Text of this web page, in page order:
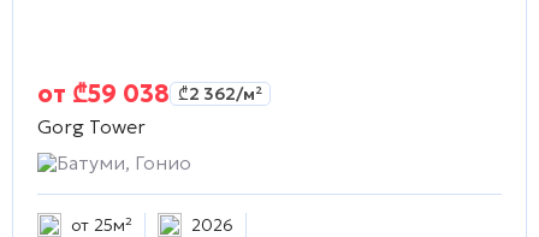
от ₾59 038 ₾2 362/м²
Gorg Tower
Батуми, Гонио
от 25м² 2026